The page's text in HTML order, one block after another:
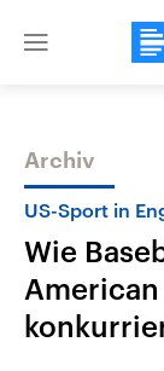
Close
Themen
Archiv
US-Sport in
Wie